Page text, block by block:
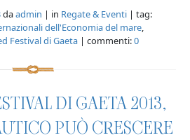
daadmin | in Regate & Eventi | tag:
dell'Economia del mare,
Festival di Gaeta | commenti:0
DI GAETA 2013,
PUÒ CRESCERE